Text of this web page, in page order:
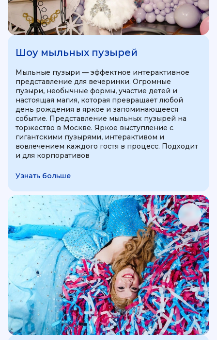
Шоу мыльных пузырей
Мыльные пузыри — эффектное интерактивное
представление для вечеринки. Огромные
пузыри, необычные формы, участие детей и
настоящая магия, которая превращает любой
день рождения в яркое и запоминающееся
событие. Представление мыльных пузырей на
торжество в Москве. Яркое выступление с
гигантскими пузырями, интерактивом и
вовлечением каждого гостя в процесс. Подходит
и для корпоративов
Узнать больше